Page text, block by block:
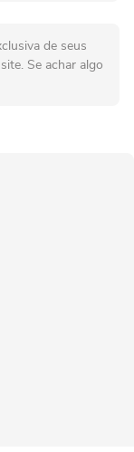
de seus
Se achar algo